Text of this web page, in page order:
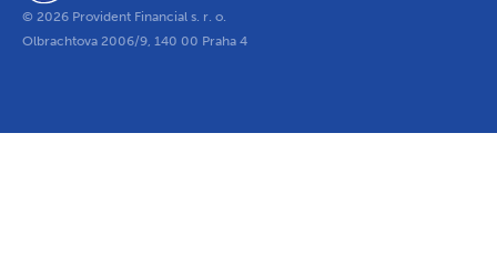
© 2026 Provident Financial s. r. o.
Olbrachtova 2006/9, 140 00 Praha 4